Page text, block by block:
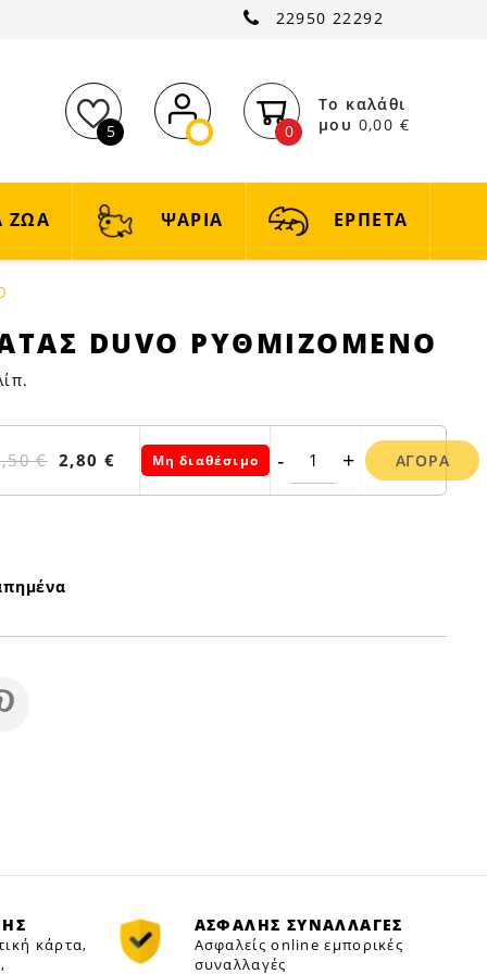
22950 22292
5 0
Το καλάθι
μου 0,00 €
ΖΩΑ ΨΑΡΙΑ ΕΡΠΕΤΑ
DUVO ΡΥΘΜΙΖΟΜΕΝΟ
€ 2,80 € Μη διαθέσιμο - + ΑΓΟΡΆ
κάρτα,
ΑΣΦΑΛΗΣ ΣΥΝΑΛΛΑΓΕΣ
Ασφαλείς online εμπορικές
συναλλαγές